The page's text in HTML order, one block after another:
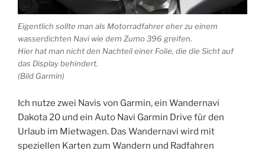
Eigentlich sollte man als Motorradfahrer eher zu einem
wasserdichten Navi wie dem Zumo 396 greifen.
Hier hat man nicht den Nachteil einer Folie, die die Sicht auf
das Display behindert.
(Bild Garmin)
Ich nutze zwei Navis von Garmin, ein Wandernavi
Dakota 20 und ein Auto Navi Garmin Drive für den
Urlaub im Mietwagen. Das Wandernavi wird mit
speziellen Karten zum Wandern und Radfahren